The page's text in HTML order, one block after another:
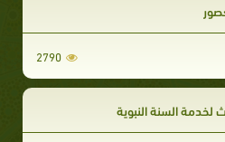
2790
لخدمة السنة النبوية